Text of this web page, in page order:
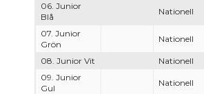
06. Junior
Blå
Nationell
07. Junior
Grön
Nationell
08. Junior Vit
Nationell
09. Junior
Gul
Nationell